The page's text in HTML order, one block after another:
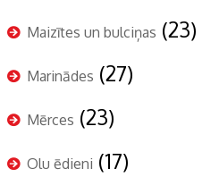
Maizītes un bulciņas (23)
Marinādes (27)
Mērces (23)
Olu ēdieni (17)